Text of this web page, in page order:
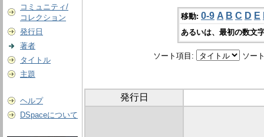
コミュニティ/
コレクション
発行日
著者
タイトル
主題
ヘルプ
DSpaceについて
移動: 0-9 A B C D E
あるいは、最初の数文
ソート項目: ソー
発行日